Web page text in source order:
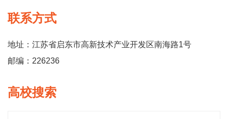
联系方式
地址：江苏省启东市高新技术产业开发区南海路1号
邮编：226236
高校搜索